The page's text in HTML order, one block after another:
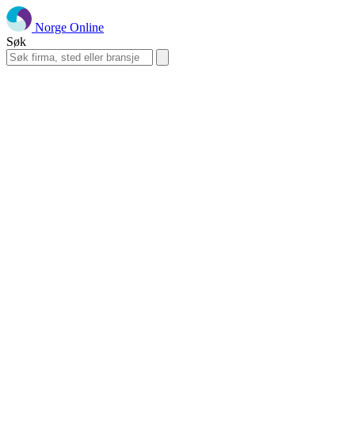
Norge Online
Søk